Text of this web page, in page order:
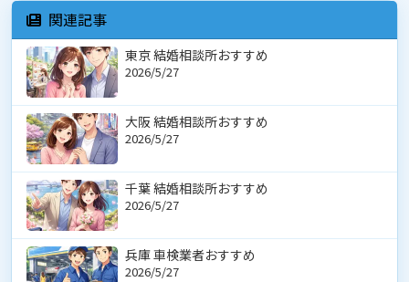
関連記事
東京 結婚相談所おすすめ
2026/5/27
大阪 結婚相談所おすすめ
2026/5/27
千葉 結婚相談所おすすめ
2026/5/27
兵庫 車検業者おすすめ
2026/5/27